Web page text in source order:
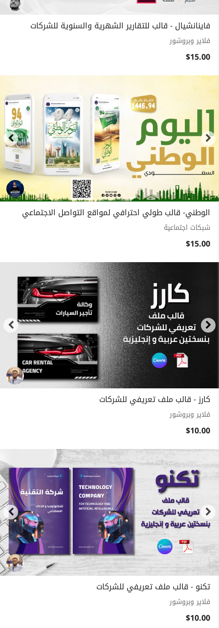
فاينانشيال - قالب للتقارير الشهرية والسنوية للشركات
فلاير وبروشور
$15.00
الوطني- قالب طولي احترافي لمواقع التواصل الاجتماعي
شبكات اجتماعية
$15.00
كارز - قالب ملف تعريفي للشركات
فلاير وبروشور
$10.00
تكنو - قالب ملف تعريفي للشركات
فلاير وبروشور
$10.00